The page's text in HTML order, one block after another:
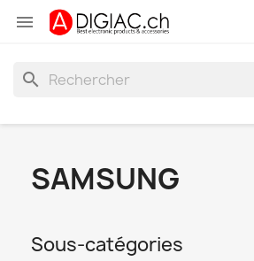

search
SAMSUNG
Sous-catégories